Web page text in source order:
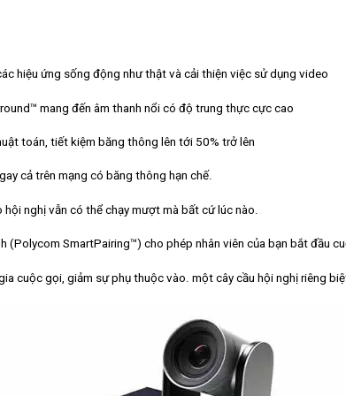
hiệu ứng sống động như thật và cải thiện việc sử dụng video
mang đến âm thanh nổi có độ trung thực cực cao
toán, tiết kiệm băng thông lên tới 50% trở lên
cả trên mạng có băng thông hạn chế.
nghị vẫn có thể chạy mượt mà bất cứ lúc nào.
SmartPairing™) cho phép nhân viên của bạn bắt đầu
cuộc gọi, giảm sự phụ thuộc vào. một cây cầu hội nghị riêng